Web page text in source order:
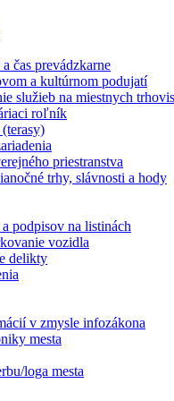
čas prevádzkarne
a kultúrnom podujatí
služieb na miestnych
roľník
priestranstva
trhy, slávnosti a hody
podpisov na listinách
vozidla
delikty
v zmysle infozákona
mesta
loga mesta